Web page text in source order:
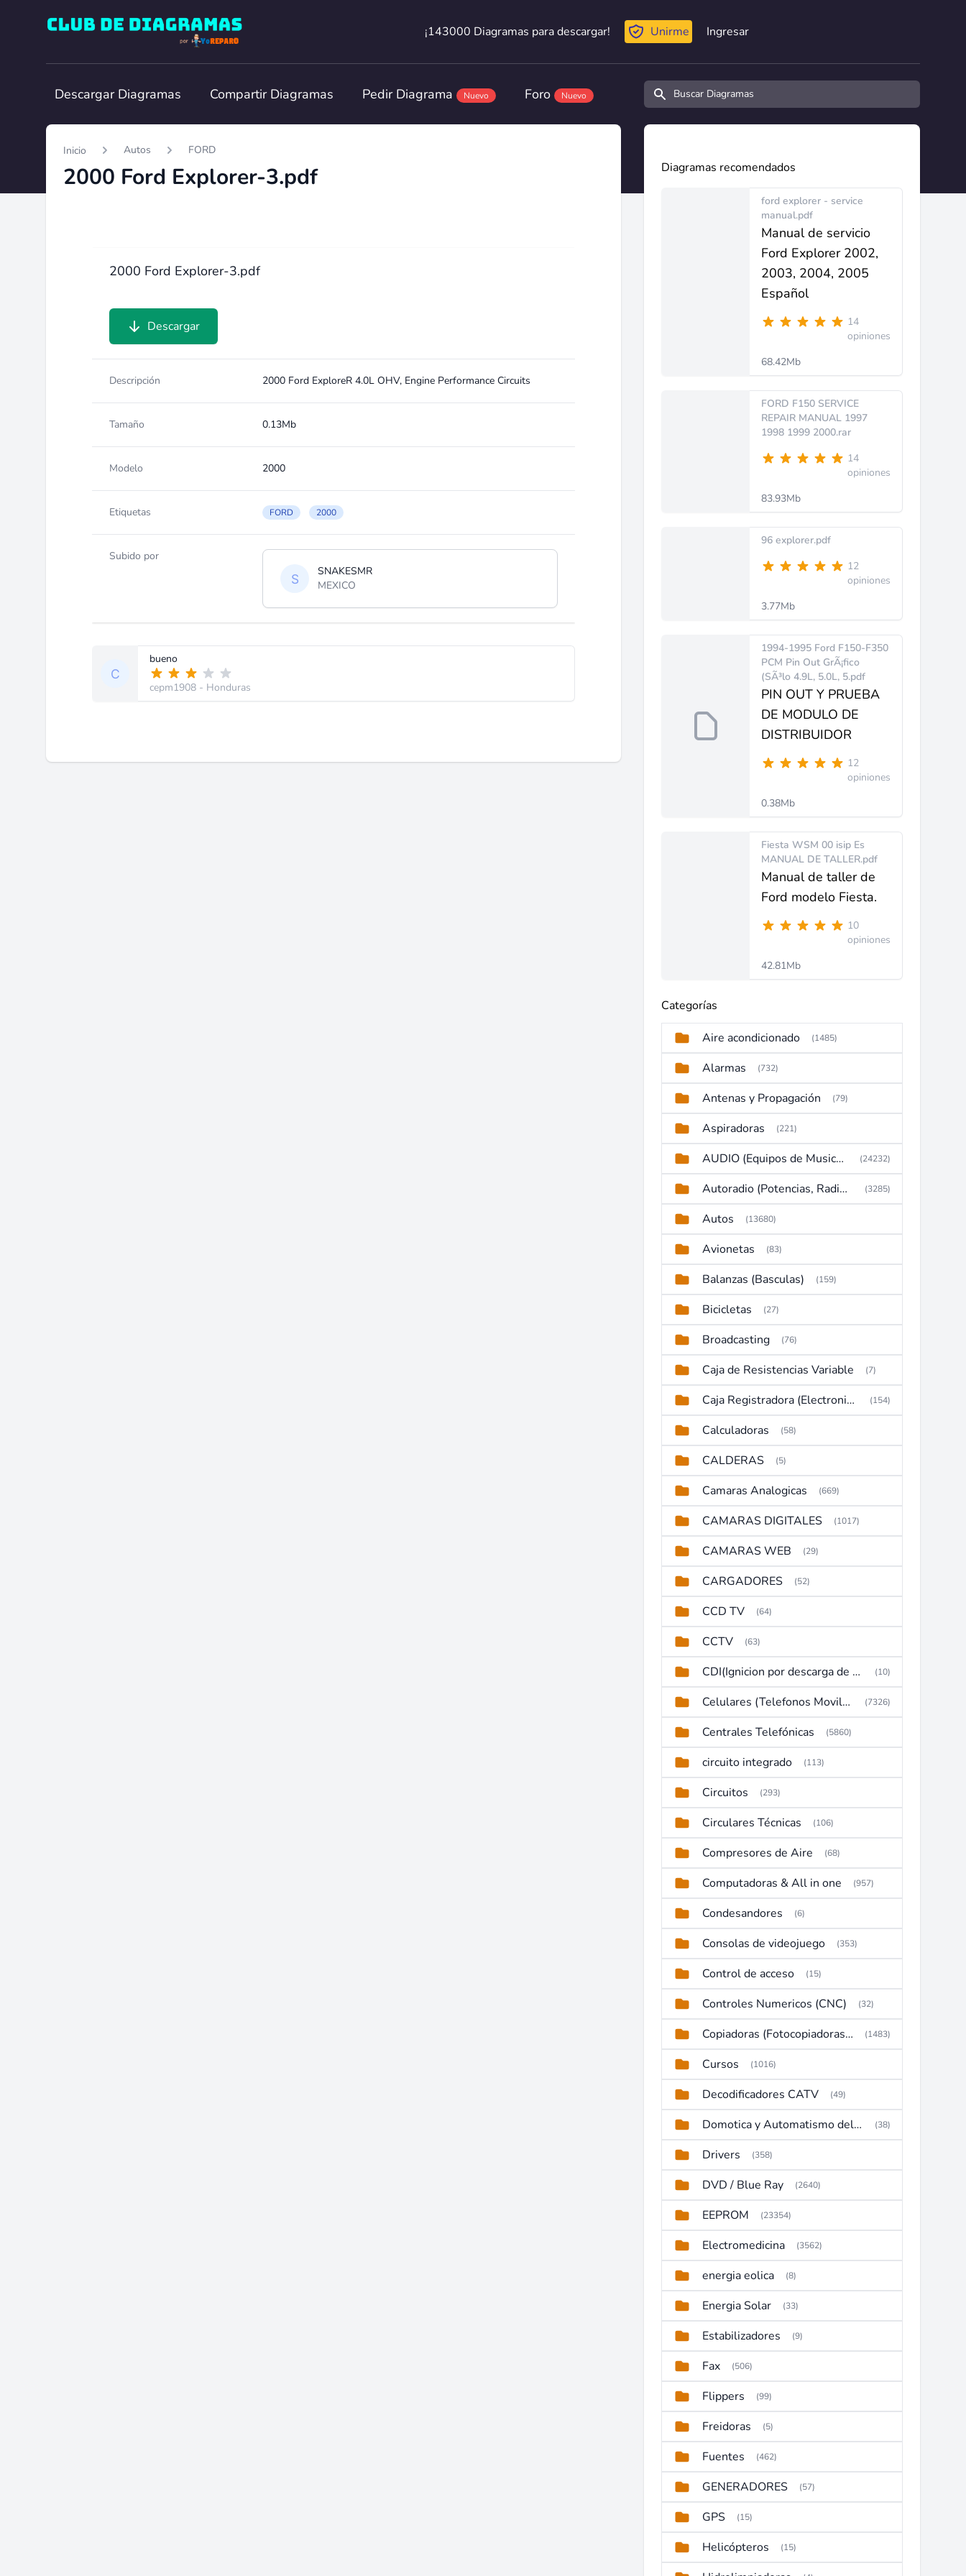
Club de Diagramas
¡143000 Diagramas para descargar!
¡143000 Diagramas para descargar! Unirme Ingresar
Descargar Diagramas Compartir Diagramas Pedir Diagrama Nuevo Foro Nuevo Buscar diagramas y manuales
Inicio Autos FORD
2000 Ford Explorer-3.pdf
2000 Ford Explorer-3.pdf
Descargar
Descripción 2000 Ford ExploreR 4.0L OHV, Engine Performance Circuits
Tamaño 0.13Mb
Modelo 2000
Etiquetas FORD 2000
Subido por
SNAKESMR
MEXICO
bueno
cepm1908 - Honduras
Diagramas recomendados
ford explorer - service
manual.pdf
Manual de servicio
Ford Explorer 2002,
2003, 2004, 2005
Español
14
opiniones
68.42Mb
FORD F150 SERVICE
REPAIR MANUAL 1997
1998 1999 2000.rar
14
opiniones
83.93Mb
96 explorer.pdf
12
opiniones
3.77Mb
1994-1995 Ford F150-F350
PCM Pin Out GrÃ¡fico
(SÃ³lo 4.9L, 5.0L, 5.pdf
PIN OUT Y PRUEBA
DE MODULO DE
DISTRIBUIDOR
12
opiniones
0.38Mb
Fiesta WSM 00 isip Es
MANUAL DE TALLER.pdf
Manual de taller de
Ford modelo Fiesta.
10
opiniones
42.81Mb
Categorías
Aire acondicionado (1485)
Alarmas (732)
Antenas y Propagación (79)
Aspiradoras (221)
AUDIO (Equipos de Musica, Amplificadores, Reproductores, Etc) (24232)
Autoradio (Potencias, Radios y DVD) (3285)
Autos (13680)
Avionetas (83)
Balanzas (Basculas) (159)
Bicicletas (27)
Broadcasting (76)
Caja de Resistencias Variable (7)
Caja Registradora (Electronic Cash Register) (154)
Calculadoras (58)
CALDERAS (5)
Camaras Analogicas (669)
CAMARAS DIGITALES (1017)
CAMARAS WEB (29)
CARGADORES (52)
CCD TV (64)
CCTV (63)
CDI(Ignicion por descarga de capacitor) (10)
Celulares (Telefonos Moviles) (7326)
Centrales Telefónicas (5860)
circuito integrado (113)
Circuitos (293)
Circulares Técnicas (106)
Compresores de Aire (68)
Computadoras & All in one (957)
Condesandores (6)
Consolas de videojuego (353)
Control de acceso (15)
Controles Numericos (CNC) (32)
Copiadoras (Fotocopiadoras, Multifunctions, Ploter, etc) (1483)
Cursos (1016)
Decodificadores CATV (49)
Domotica y Automatismo del hogar (38)
Drivers (358)
DVD / Blue Ray (2640)
EEPROM (23354)
Electromedicina (3562)
energia eolica (8)
Energia Solar (33)
Estabilizadores (9)
Fax (506)
Flippers (99)
Freidoras (5)
Fuentes (462)
GENERADORES (57)
GPS (15)
Helicópteros (15)